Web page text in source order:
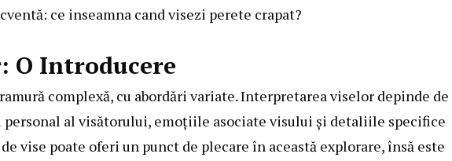
ce inseamna cand visezi perete crapat?
O Introducere
complexă, cu abordări variate. Interpretarea viselor depinde de
al visătorului, emoțiile asociate visului și detaliile specifice
vise poate oferi un punct de plecare în această explorare, însă este